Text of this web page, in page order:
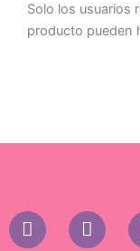
Solo los usuarios
producto pueden
I
n
T
i